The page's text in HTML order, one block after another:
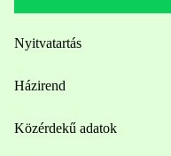
Nyitvatartás
Házirend
Közérdekű adatok